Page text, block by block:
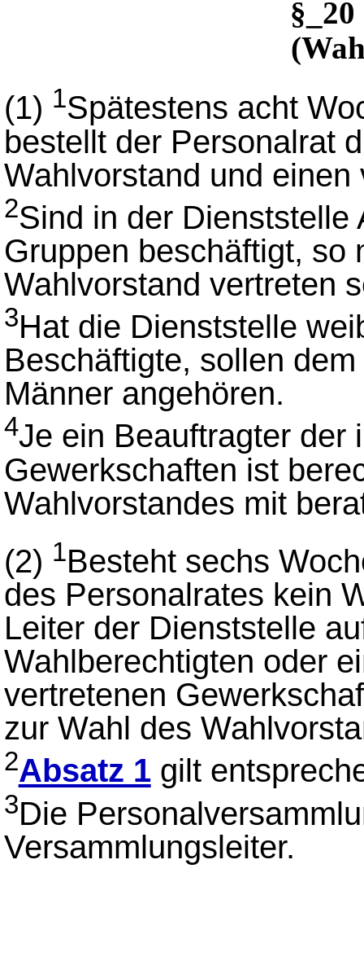
(1) 1Spätestens acht
bestellt der Personalrat
Wahlvorstand und
2Sind in der Dienststelle
Gruppen beschäftigt, so
Wahlvorstand vertreten
3Hat die Dienststelle
Beschäftigte, sollen
Männer angehören.
4Je ein Beauftragter der
Gewerkschaften ist
Wahlvorstandes mit
(2) 1Besteht sechs
des Personalrates kein
Leiter der Dienststelle
Wahlberechtigten oder
vertretenen
zur Wahl des
2Absatz 1gilt
3Die
Versammlungsleiter.